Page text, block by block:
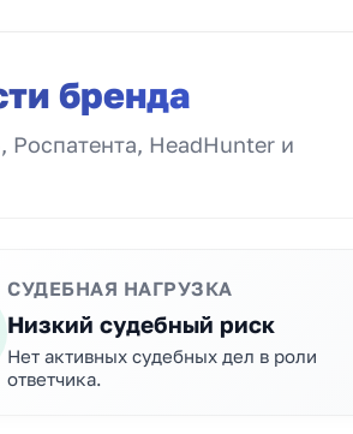
бренда
HeadHunter и
СУДЕБНАЯ НАГРУЗКА
Низкий судебный риск
Нет активных судебных дел в роли
ответчика.